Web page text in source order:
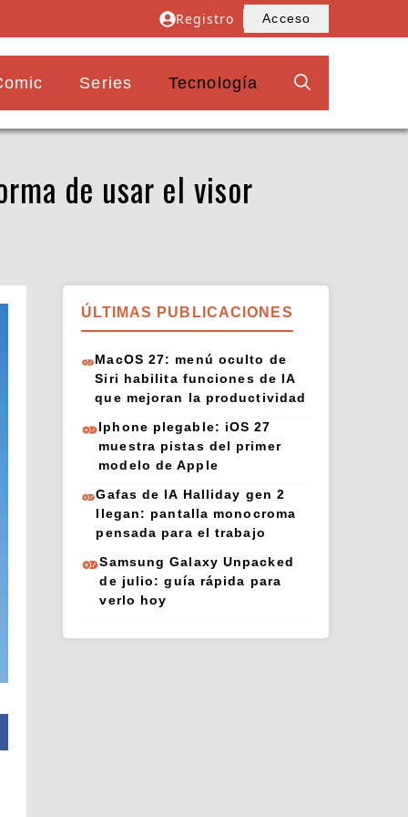
Registro Acceso
Series Tecnología
de usar el visor
ÚLTIMAS PUBLICACIONES
MacOS 27: menú oculto de
Siri habilita funciones de IA
que mejoran la productividad
Iphone plegable: iOS 27
muestra pistas del primer
modelo de Apple
Gafas de IA Halliday gen 2
llegan: pantalla monocroma
pensada para el trabajo
Samsung Galaxy Unpacked
de julio: guía rápida para
verlo hoy